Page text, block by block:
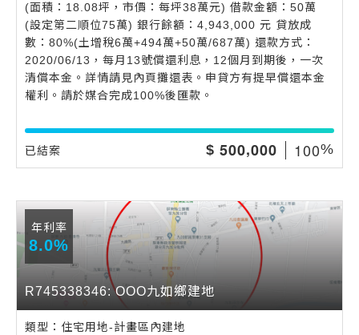
(面積：18.08坪，市價：每坪38萬元) 借款金額：50萬
(設定第二順位75萬) 銀行餘額：4,943,000 元 貸放成
數：80%(土增稅6萬+494萬+50萬/687萬) 還款方式：
2020/06/13，每月13號償還利息，12個月到期後，一次
清償本金。詳情請見內頁攤還表。申貸方有提早償還本金
權利。請於媒合完成100%後匯款。
已結案 $ 500,000 100%
R745338346: OOO九如鄉建地
年利率
8.0%
類型：住宅用地-計畫區內建地